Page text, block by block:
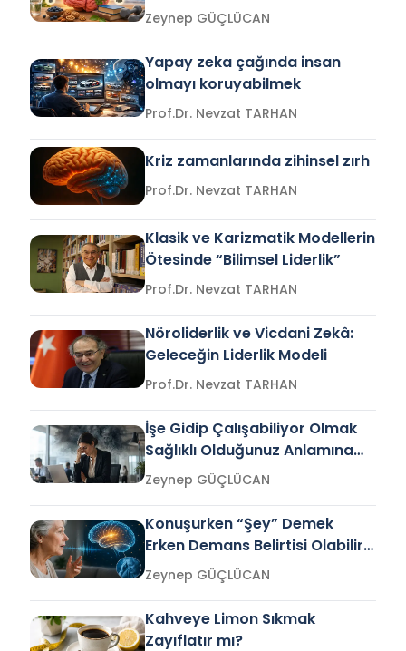
Zeynep GÜÇLÜCAN
Yapay zeka çağında insan
olmayı koruyabilmek
Prof.Dr. Nevzat TARHAN
Kriz zamanlarında zihinsel zırh
Prof.Dr. Nevzat TARHAN
Klasik ve Karizmatik Modellerin
Ötesinde “Bilimsel Liderlik”
Prof.Dr. Nevzat TARHAN
Nöroliderlik ve Vicdani Zekâ:
Geleceğin Liderlik Modeli
Prof.Dr. Nevzat TARHAN
İşe Gidip Çalışabiliyor Olmak
Sağlıklı Olduğunuz Anlamına
Gelir mi?Zeynep GÜÇLÜCAN
Konuşurken “Şey” Demek
Erken Demans Belirtisi Olabilir
mi?
Zeynep GÜÇLÜCAN
Kahveye Limon Sıkmak
Zayıflatır mı?